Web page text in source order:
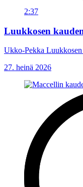
2:37
Luukkosen
Ukko-Pekka Luukkosen
27. heinä 2026